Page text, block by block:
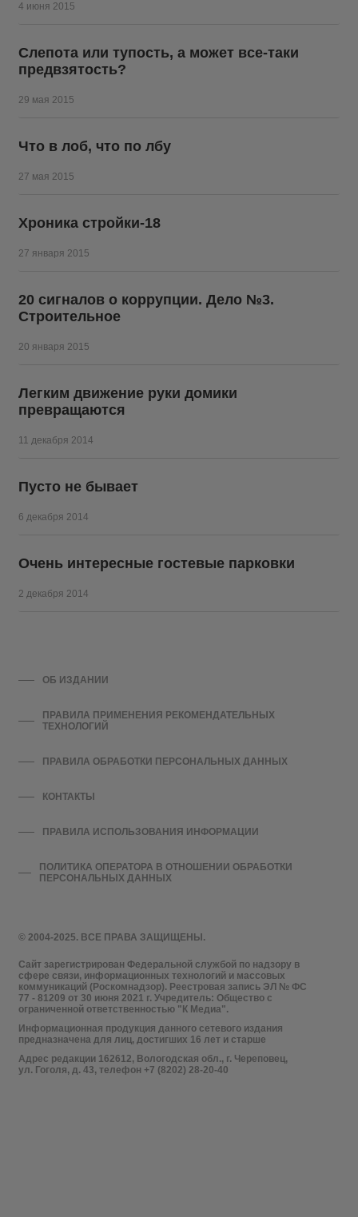
4 июня 2015
Слепота или тупость, а может все-таки
предвзятость?
29 мая 2015
Что в лоб, что по лбу
27 мая 2015
Хроника стройки-18
27 января 2015
20 сигналов о коррупции. Дело №3.
Строительное
20 января 2015
Легким движение руки домики
превращаются
11 декабря 2014
Пусто не бывает
6 декабря 2014
Очень интересные гостевые парковки
2 декабря 2014
© 2004-2025. ВСЕ ПРАВА ЗАЩИЩЕНЫ.
Сайт зарегистрирован Федеральной службой по надзору в
сфере связи, информационных технологий и массовых
коммуникаций (Роскомнадзор). Реестровая запись ЭЛ № ФС
77 - 81209 от 30 июня 2021 г. Учредитель: Общество с
ограниченной ответственностью "К Медиа".
Информационная продукция данного сетевого издания
предназначена для лиц, достигших 16 лет и старше
Адрес редакции 162612, Вологодская обл., г. Череповец,
ул. Гоголя, д. 43, телефон +7 (8202) 28-20-40
ОБ ИЗДАНИИ
ПРАВИЛА ПРИМЕНЕНИЯ РЕКОМЕНДАТЕЛЬНЫХ
ТЕХНОЛОГИЙ
ПРАВИЛА ОБРАБОТКИ ПЕРСОНАЛЬНЫХ ДАННЫХ
КОНТАКТЫ
ПРАВИЛА ИСПОЛЬЗОВАНИЯ ИНФОРМАЦИИ
ПОЛИТИКА ОПЕРАТОРА В ОТНОШЕНИИ ОБРАБОТКИ
ПЕРСОНАЛЬНЫХ ДАННЫХ